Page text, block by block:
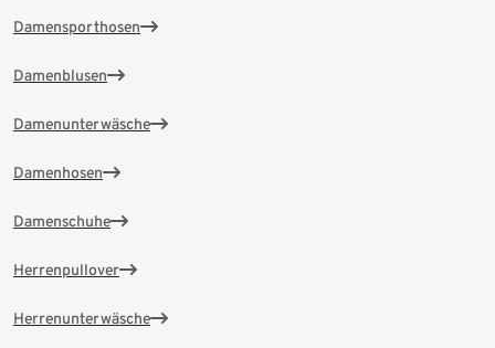
Damensporthosen
Damenblusen
Damenunterwäsche
Damenhosen
Damenschuhe
Herrenpullover
Herrenunterwäsche